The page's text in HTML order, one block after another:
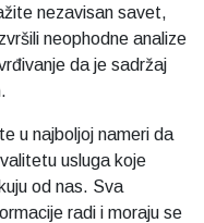
nezavisan savet,
neophodne analize
da je sadržaj
u najboljoj nameri da
usluga koje
od nas. Sva
radi i moraju se